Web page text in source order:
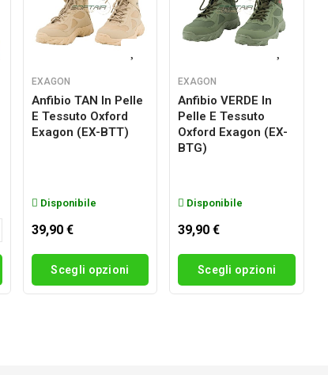
EXAGON
Anfibio TAN In Pelle
E Tessuto Oxford
Exagon (EX-BTT)
Disponibile
39,90 €
Scegli opzioni
EXAGON
Anfibio VERDE In
Pelle E Tessuto
Oxford Exagon (EX-
BTG)
Disponibile
39,90 €
Scegli opzioni